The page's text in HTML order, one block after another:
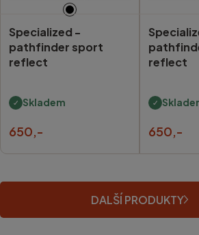
Specialized -
pathfinder sport
reflect
Skladem
650,-
reflect
650,-
DALŠÍ PRODUKTY